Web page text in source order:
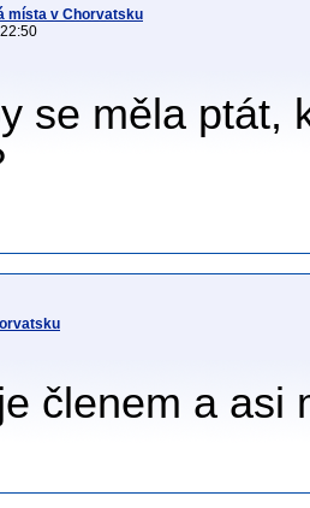
místa v Chorvatsku
se měla ptát,
členem a asi